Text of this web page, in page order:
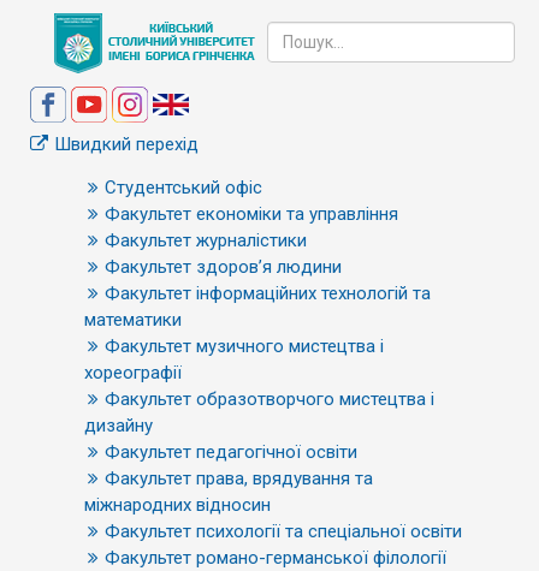
Швидкий перехід
Студентський офіс
Факультет економіки та управління
Факультет журналістики
Факультет здоров’я людини
Факультет інформаційних технологій та
математики
Факультет музичного мистецтва і
хореографії
Факультет образотворчого мистецтва і
дизайну
Факультет педагогічної освіти
Факультет права, врядування та
міжнародних відносин
Факультет психології та спеціальної освіти
Факультет романо-германської філології